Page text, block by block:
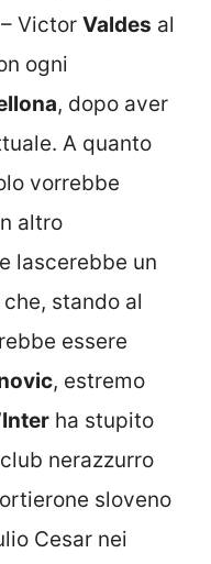
Victor Valdes al
ogni
, dopo aver
A quanto
vorrebbe
altro
lascerebbe un
stando al
essere
, estremo
Inter ha stupito
nerazzurro
sloveno
Cesar nei